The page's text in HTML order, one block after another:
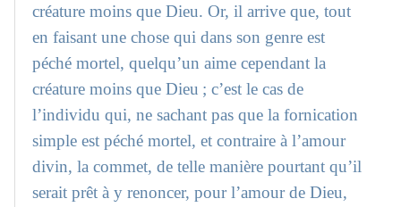
créature moins que Dieu. Or, il arrive que, tout
en faisant une chose qui dans son genre est
péché mortel, quelqu’un aime cependant la
créature moins que Dieu ; c’est le cas de
l’individu qui, ne sachant pas que la fornication
simple est péché mortel, et contraire à l’amour
divin, la commet, de telle manière pourtant qu’il
serait prêt à y renoncer, pour l’amour de Dieu,